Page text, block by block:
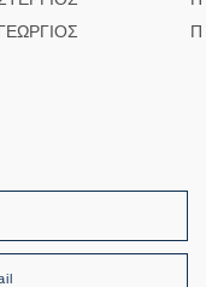
Π